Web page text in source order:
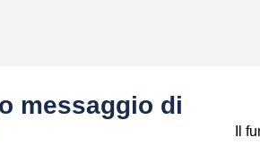
messaggio di
Il